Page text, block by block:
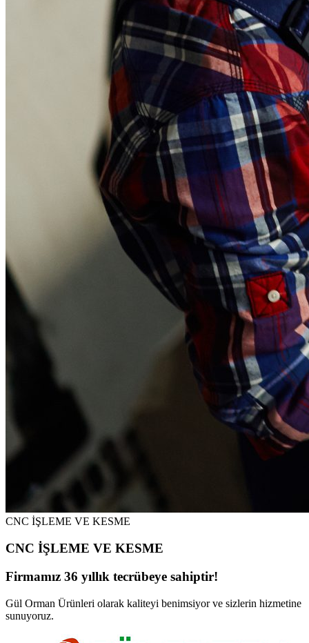
CNC İŞLEME VE KESME
CNC İŞLEME VE KESME
Firmamız 36 yıllık tecrübeye sahiptir!
Gül Orman Ürünleri olarak kaliteyi benimsiyor ve sizlerin hizmetine
sunuyoruz.